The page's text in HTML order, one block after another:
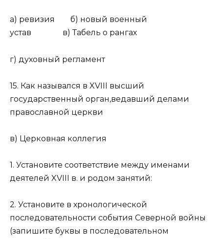
а) ревизия б) новый военный
устав в) Табель о рангах
г) духовный регламент
15. Как назывался в XVIII высший
государственный орган,ведавший делами
православной церкви
в) Церковная коллегия
1. Установите соответствие между именами
деятелей XVIII в. и родом занятий:
2. Установите в хронологической
последовательности события Северной войны
(запишите буквы в последовательном